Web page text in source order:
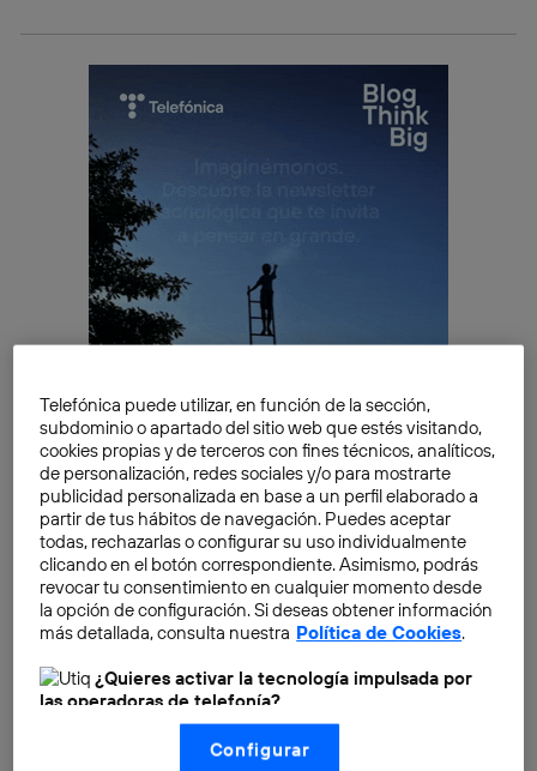
Pero lastartup china DeepSeek aguó la fiesta
presentando su enésimo modelo de IA y su propio
ChatGPT, que se hizo con el favor del público, siendo
la app más descargada en la App Store de Estados
Unidos y otros países. Y que provocó que los
mercados de acciones castigaran duramente a varias
empresas del sector. Principalmente, aNvidia, cuyo
valor había subido en exceso gracias al
para entrenar y mantener modelos de IA.
Telefónica puede utilizar, en función de la sección,
subdominio o apartado del sitio web que estés visitando,
cookies propias y de terceros con fines técnicos, analíticos,
de personalización, redes sociales y/o para mostrarte
publicidad personalizada en base a un perfil elaborado a
partir de tus hábitos de navegación. Puedes aceptar
todas, rechazarlas o configurar su uso individualmente
clicando en el botón correspondiente. Asimismo, podrás
revocar tu consentimiento en cualquier momento desde
la opción de configuración. Si deseas obtener información
más detallada, consulta nuestra Política de Cookies.
¿Quieres activar la tecnología impulsada por
las operadoras de telefonía?
Nosotros, Telefónica S.A., utilizamos la tecnología Utiq para
realizar nuestras acciones de marketing digital o análisis
Configurar